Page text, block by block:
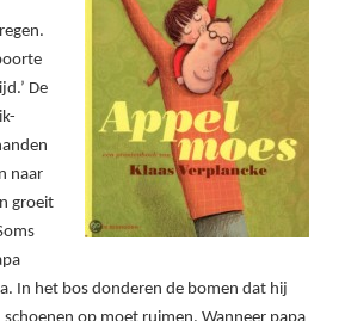
De
naar
groeit
In het bos donderen de bomen dat hij